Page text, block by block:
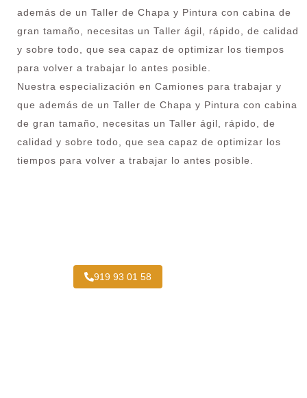
además de un Taller de Chapa y Pintura con cabina de
gran tamaño, necesitas un Taller ágil, rápido, de calidad
y sobre todo, que sea capaz de optimizar los tiempos
para volver a trabajar lo antes posible.
Nuestra especialización en Camiones para trabajar y
que además de un Taller de Chapa y Pintura con cabina
de gran tamaño, necesitas un Taller ágil, rápido, de
calidad y sobre todo, que sea capaz de optimizar los
tiempos para volver a trabajar lo antes posible.
919 93 01 58